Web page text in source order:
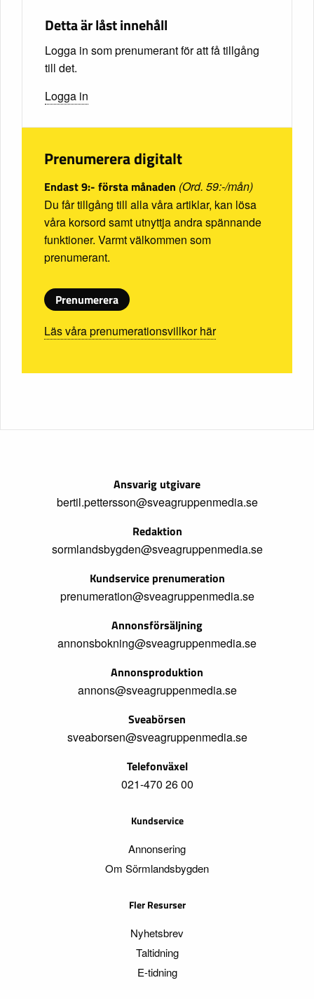
Detta är låst innehåll
Logga in som prenumerant för att få tillgång
till det.
Logga in
Prenumerera digitalt
Endast 9:- första månaden (Ord. 59:-/mån)
Du får tillgång till alla våra artiklar, kan lösa
våra korsord samt utnyttja andra spännande
funktioner. Varmt välkommen som
prenumerant.
Prenumerera
Läs våra prenumerationsvillkor här
Ansvarig utgivare
bertil.pettersson@sveagruppenmedia.se
Redaktion
sormlandsbygden@sveagruppenmedia.se
Kundservice prenumeration
prenumeration@sveagruppenmedia.se
Annonsförsäljning
annonsbokning@sveagruppenmedia.se
Annonsproduktion
annons@sveagruppenmedia.se
Sveabörsen
sveaborsen@sveagruppenmedia.se
Telefonväxel
021-470 26 00
Kundservice
Annonsering
Om Sörmlandsbygden
Fler Resurser
Nyhetsbrev
Taltidning
E-tidning